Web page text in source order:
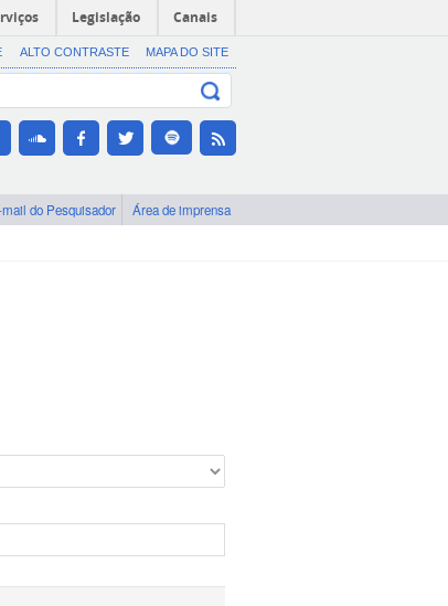
Legislação Canais
ALTO CONTRASTE MAPA DO SITE
do Pesquisador Área de imprensa